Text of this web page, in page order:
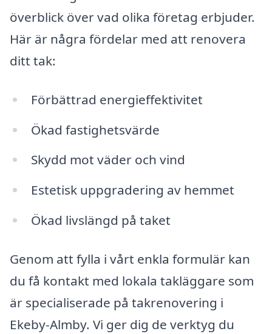
överblick över vad olika företag erbjuder.
Här är några fördelar med att renovera
ditt tak:
Förbättrad energieffektivitet
Ökad fastighetsvärde
Skydd mot väder och vind
Estetisk uppgradering av hemmet
Ökad livslängd på taket
Genom att fylla i vårt enkla formulär kan
du få kontakt med lokala takläggare som
är specialiserade på takrenovering i
Ekeby-Almby. Vi ger dig de verktyg du